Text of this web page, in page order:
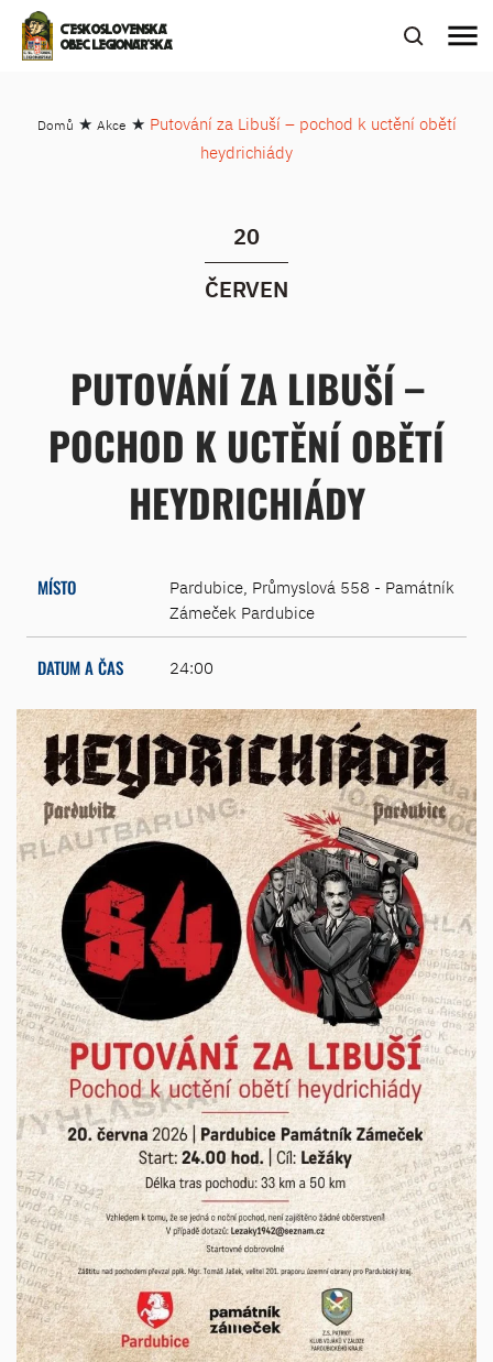
ČESKOSLOVENSKÁ
OBEC LEGIONÁŘSKÁ
menu
Domů ★ Akce ★ Putování za Libuší – pochod k uctění obětí
heydrichiády
20
ČERVEN
PUTOVÁNÍ ZA LIBUŠÍ –
POCHOD K UCTĚNÍ OBĚTÍ
HEYDRICHIÁDY
MÍSTO
Pardubice, Průmyslová 558 - Památník
Zámeček Pardubice
DATUM A ČAS 24:00